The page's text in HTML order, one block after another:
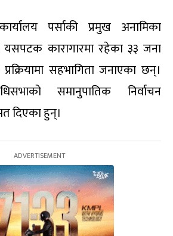
पर्साकी प्रमुख अनामिका
यसपटक कारागारमा रहेका ३३ जना
सहभागिता जनाएका छन्।
समानुपातिक निर्वाचन
दिएका हुन्।